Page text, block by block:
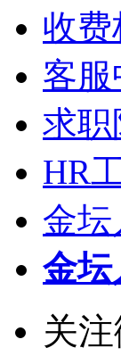
收费
客
求职
HR
金坛
金坛
关